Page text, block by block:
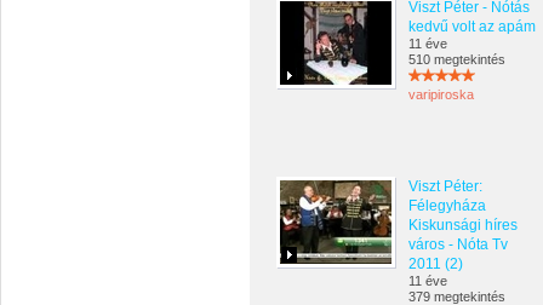
Viszt Péter - Nótás
kedvű volt az apám
11 éve
510 megtekintés
varipiroska
Viszt Péter:
Félegyháza
Kiskunsági híres
város - Nóta Tv
2011 (2)
11 éve
379 megtekintés